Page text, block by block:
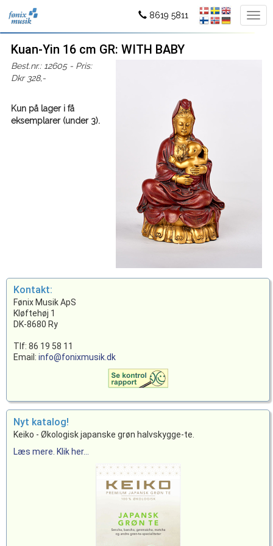
8619 5811
Kuan-Yin 16 cm GR: WITH BABY
Best.nr.: 12605 - Pris:
Dkr 328,-
Kun på lager i få
eksemplarer (under 3).
Kontakt:
Fønix Musik ApS
Kløftehøj 1
DK-8680 Ry
Tlf: 86 19 58 11
Email: info@fonixmusik.dk
Nyt katalog!
Keiko - Økologisk japanske grøn halvskygge-te.
Læs mere. Klik her...